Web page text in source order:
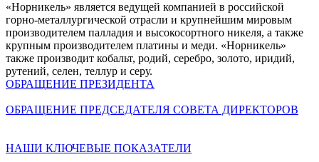
«Норникель» является ведущей компанией в российской
горно-металлургической отрасли и крупнейшим мировым
производителем палладия и высокосортного никеля, а также
крупным производителем платины и меди. «Норникель»
также производит кобальт, родий, серебро, золото, иридий,
рутений, селен, теллур и серу.
ОБРАЩЕНИЕ ПРЕЗИДЕНТА
ОБРАЩЕНИЕ ПРЕДСЕДАТЕЛЯ СОВЕТА ДИРЕКТОРОВ
НАШИ КЛЮЧЕВЫЕ ПОКАЗАТЕЛИ